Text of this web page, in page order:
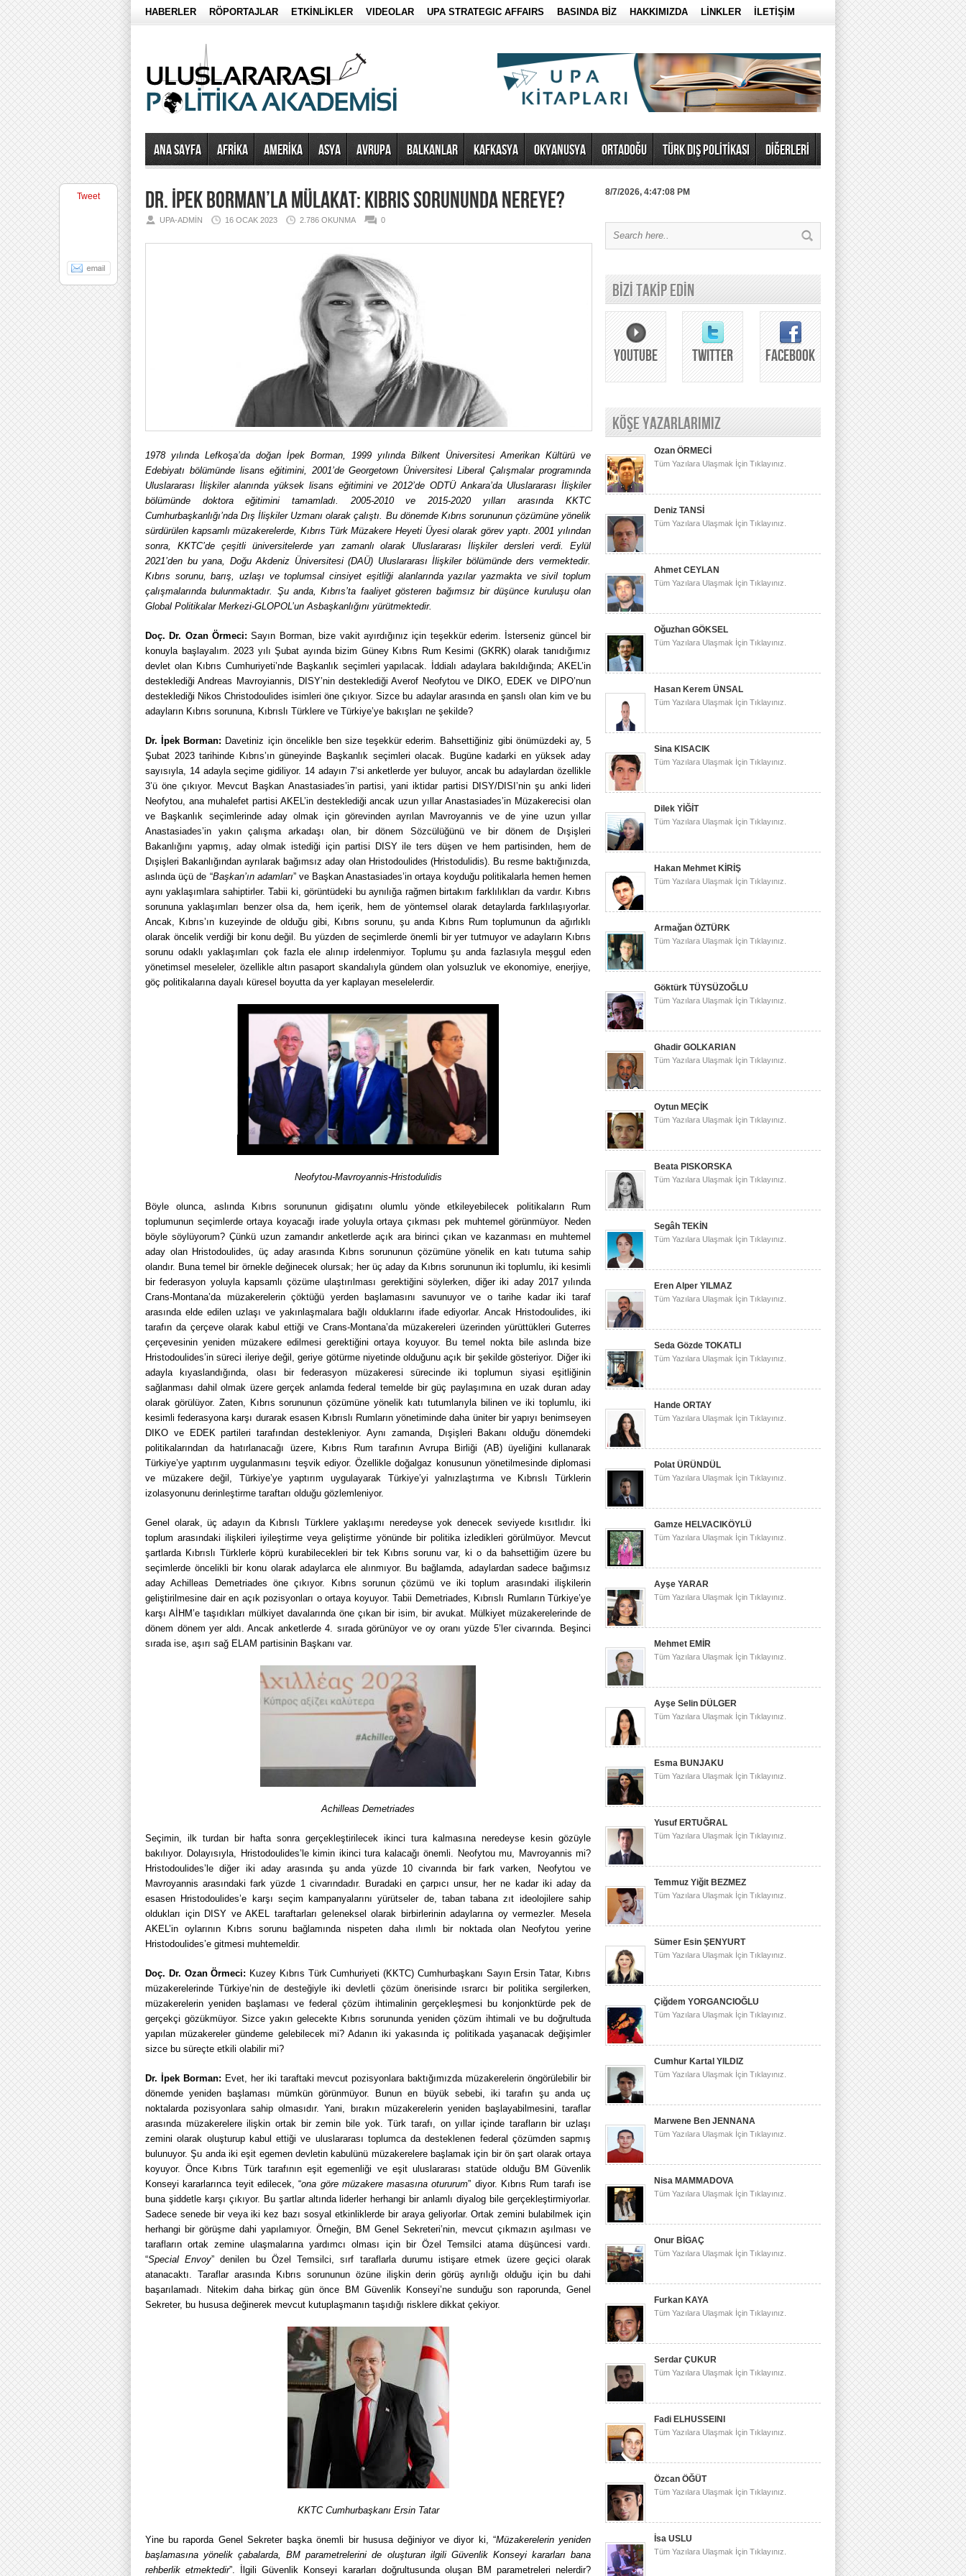
HABERLER RÖPORTAJLAR ETKİNLİKLER VIDEOLAR UPA STRATEGIC AFFAIRS BASINDA BİZ HAKKIMIZDA LİNKLER İLETİŞİM
Ana Sayfa AFRİKA AMERİKA ASYA AVRUPA BALKANLAR KAFKASYA OKYANUSYA ORTADOĞU TÜRK DIŞ POLİTİKASI DİĞERLERİ
DR. İPEK BORMAN’LA MÜLAKAT: KIBRIS SORUNUNDA NEREYE?
UPA-ADMIN 16 OCAK 2023 2.786 OKUNMA 0
1978 yılında Lefkoşa’da doğan İpek Borman, 1999 yılında Bilkent Üniversitesi Amerikan Kültürü ve
Edebiyatı bölümünde lisans eğitimini, 2001’de Georgetown Üniversitesi Liberal Çalışmalar programında
Uluslararası İlişkiler alanında yüksek lisans eğitimini ve 2012’de ODTÜ Ankara’da Uluslararası İlişkiler
bölümünde doktora eğitimini tamamladı. 2005-2010 ve 2015-2020 yılları arasında KKTC
Cumhurbaşkanlığı’nda Dış İlişkiler Uzmanı olarak çalıştı. Bu dönemde Kıbrıs sorununun çözümüne yönelik
sürdürülen kapsamlı müzakerelerde, Kıbrıs Türk Müzakere Heyeti Üyesi olarak görev yaptı. 2001 yılından
sonra, KKTC’de çeşitli üniversitelerde yarı zamanlı olarak Uluslararası İlişkiler dersleri verdi. Eylül
2021’den bu yana, Doğu Akdeniz Üniversitesi (DAÜ) Uluslararası İlişkiler bölümünde ders vermektedir.
Kıbrıs sorunu, barış, uzlaşı ve toplumsal cinsiyet eşitliği alanlarında yazılar yazmakta ve sivil toplum
çalışmalarında bulunmaktadır. Şu anda, Kıbrıs’ta faaliyet gösteren bağımsız bir düşünce kuruluşu olan
Global Politikalar Merkezi-GLOPOL’un Asbaşkanlığını yürütmektedir.
Doç. Dr. Ozan Örmeci:Sayın Borman, bize vakit ayırdığınız için teşekkür ederim. İsterseniz güncel bir
konuyla başlayalım. 2023 yılı Şubat ayında bizim Güney Kıbrıs Rum Kesimi (GKRK) olarak tanıdığımız
devlet olan Kıbrıs Cumhuriyeti’nde Başkanlık seçimleri yapılacak. İddialı adaylara bakıldığında; AKEL’in
desteklediği Andreas Mavroyiannis, DISY’nin desteklediği Averof Neofytou ve DIKO, EDEK ve DIPO’nun
desteklediği Nikos Christodoulides isimleri öne çıkıyor. Sizce bu adaylar arasında en şanslı olan kim ve bu
adayların Kıbrıs sorununa, Kıbrıslı Türklere ve Türkiye’ye bakışları ne şekilde?
Dr. İpek Borman: Davetiniz için öncelikle ben size teşekkür ederim. Bahsettiğiniz gibi önümüzdeki ay, 5
Şubat 2023 tarihinde Kıbrıs’ın güneyinde Başkanlık seçimleri olacak. Bugüne kadarki en yüksek aday
sayısıyla, 14 adayla seçime gidiliyor. 14 adayın 7’si anketlerde yer buluyor, ancak bu adaylardan özellikle
3’ü öne çıkıyor. Mevcut Başkan Anastasiades’in partisi, yani iktidar partisi DISY/DISI’nin şu anki lideri
Neofytou, ana muhalefet partisi AKEL’in desteklediği ancak uzun yıllar Anastasiades’in Müzakerecisi olan
ve Başkanlık seçimlerinde aday olmak için görevinden ayrılan Mavroyannis ve de yine uzun yıllar
Anastasiades’in yakın çalışma arkadaşı olan, bir dönem Sözcülüğünü ve bir dönem de Dışişleri
Bakanlığını yapmış, aday olmak istediği için partisi DISY ile ters düşen ve hem partisinden, hem de
Dışişleri Bakanlığından ayrılarak bağımsız aday olan Hristodoulides (Hristodulidis). Bu resme baktığınızda,
aslında üçü de “Başkan’ın adamları” ve Başkan Anastasiades’in ortaya koyduğu politikalarla hemen hemen
aynı yaklaşımlara sahiptirler. Tabii ki, görüntüdeki bu aynılığa rağmen birtakım farklılıkları da vardır. Kıbrıs
sorununa yaklaşımları benzer olsa da, hem içerik, hem de yöntemsel olarak detaylarda farklılaşıyorlar.
Ancak, Kıbrıs’ın kuzeyinde de olduğu gibi, Kıbrıs sorunu, şu anda Kıbrıs Rum toplumunun da ağırlıklı
olarak öncelik verdiği bir konu değil. Bu yüzden de seçimlerde önemli bir yer tutmuyor ve adayların Kıbrıs
sorunu odaklı yaklaşımları çok fazla ele alınıp irdelenmiyor. Toplumu şu anda fazlasıyla meşgul eden
yönetimsel meseleler, özellikle altın pasaport skandalıyla gündem olan yolsuzluk ve ekonomiye, enerjiye,
göç politikalarına dayalı küresel boyutta da yer kaplayan meselelerdir.
Neofytou-Mavroyannis-Hristodulidis
Böyle olunca, aslında Kıbrıs sorununun gidişatını olumlu yönde etkileyebilecek politikaların Rum
toplumunun seçimlerde ortaya koyacağı irade yoluyla ortaya çıkması pek muhtemel görünmüyor. Neden
böyle söylüyorum? Çünkü uzun zamandır anketlerde açık ara birinci çıkan ve kazanması en muhtemel
aday olan Hristodoulides, üç aday arasında Kıbrıs sorununun çözümüne yönelik en katı tutuma sahip
olandır. Buna temel bir örnekle değinecek olursak; her üç aday da Kıbrıs sorununun iki toplumlu, iki kesimli
bir federasyon yoluyla kapsamlı çözüme ulaştırılması gerektiğini söylerken, diğer iki aday 2017 yılında
Crans-Montana’da müzakerelerin çöktüğü yerden başlamasını savunuyor ve o tarihe kadar iki taraf
arasında elde edilen uzlaşı ve yakınlaşmalara bağlı olduklarını ifade ediyorlar. Ancak Hristodoulides, iki
tarafın da çerçeve olarak kabul ettiği ve Crans-Montana’da müzakereleri üzerinden yürüttükleri Guterres
çerçevesinin yeniden müzakere edilmesi gerektiğini ortaya koyuyor. Bu temel nokta bile aslında bize
Hristodoulides’in süreci ileriye değil, geriye götürme niyetinde olduğunu açık bir şekilde gösteriyor. Diğer iki
adayla kıyaslandığında, olası bir federasyon müzakeresi sürecinde iki toplumun siyasi eşitliğinin
sağlanması dahil olmak üzere gerçek anlamda federal temelde bir güç paylaşımına en uzak duran aday
olarak görülüyor. Zaten, Kıbrıs sorununun çözümüne yönelik katı tutumlarıyla bilinen ve iki toplumlu, iki
kesimli federasyona karşı durarak esasen Kıbrıslı Rumların yönetiminde daha üniter bir yapıyı benimseyen
DIKO ve EDEK partileri tarafından destekleniyor. Aynı zamanda, Dışişleri Bakanı olduğu dönemdeki
politikalarından da hatırlanacağı üzere, Kıbrıs Rum tarafının Avrupa Birliği (AB) üyeliğini kullanarak
Türkiye’ye yaptırım uygulanmasını teşvik ediyor. Özellikle doğalgaz konusunun yönetilmesinde diplomasi
ve müzakere değil, Türkiye’ye yaptırım uygulayarak Türkiye’yi yalnızlaştırma ve Kıbrıslı Türklerin
izolasyonunu derinleştirme taraftarı olduğu gözlemleniyor.
Genel olarak, üç adayın da Kıbrıslı Türklere yaklaşımı neredeyse yok denecek seviyede kısıtlıdır. İki
toplum arasındaki ilişkileri iyileştirme veya geliştirme yönünde bir politika izledikleri görülmüyor. Mevcut
şartlarda Kıbrıslı Türklerle köprü kurabilecekleri bir tek Kıbrıs sorunu var, ki o da bahsettiğim üzere bu
seçimlerde öncelikli bir konu olarak adaylarca ele alınmıyor. Bu bağlamda, adaylardan sadece bağımsız
aday Achilleas Demetriades öne çıkıyor. Kıbrıs sorunun çözümü ve iki toplum arasındaki ilişkilerin
geliştirilmesine dair en açık pozisyonları o ortaya koyuyor. Tabii Demetriades, Kıbrıslı Rumların Türkiye’ye
karşı AİHM’e taşıdıkları mülkiyet davalarında öne çıkan bir isim, bir avukat. Mülkiyet müzakerelerinde de
dönem dönem yer aldı. Ancak anketlerde 4. sırada görünüyor ve oy oranı yüzde 5’ler civarında. Beşinci
sırada ise, aşırı sağ ELAM partisinin Başkanı var.
Achilleas Demetriades
Seçimin, ilk turdan bir hafta sonra gerçekleştirilecek ikinci tura kalmasına neredeyse kesin gözüyle
bakılıyor. Dolayısıyla, Hristodoulides’le kimin ikinci tura kalacağı önemli. Neofytou mu, Mavroyannis mi?
Hristodoulides’le diğer iki aday arasında şu anda yüzde 10 civarında bir fark varken, Neofytou ve
Mavroyannis arasındaki fark yüzde 1 civarındadır. Buradaki en çarpıcı unsur, her ne kadar iki aday da
esasen Hristodoulides’e karşı seçim kampanyalarını yürütseler de, taban tabana zıt ideolojilere sahip
oldukları için DISY ve AKEL taraftarları geleneksel olarak birbirlerinin adaylarına oy vermezler. Mesela
AKEL’in oylarının Kıbrıs sorunu bağlamında nispeten daha ılımlı bir noktada olan Neofytou yerine
Hristodoulides’e gitmesi muhtemeldir.
Doç. Dr. Ozan Örmeci: Kuzey Kıbrıs Türk Cumhuriyeti (KKTC) Cumhurbaşkanı Sayın Ersin Tatar, Kıbrıs
müzakerelerinde Türkiye’nin de desteğiyle iki devletli çözüm önerisinde ısrarcı bir politika sergilerken,
müzakerelerin yeniden başlaması ve federal çözüm ihtimalinin gerçekleşmesi bu konjonktürde pek de
gerçekçi gözükmüyor. Sizce yakın gelecekte Kıbrıs sorununda yeniden çözüm ihtimali ve bu doğrultuda
yapılan müzakereler gündeme gelebilecek mi? Adanın iki yakasında iç politikada yaşanacak değişimler
sizce bu süreçte etkili olabilir mi?
Dr. İpek Borman: Evet, her iki taraftaki mevcut pozisyonlara baktığımızda müzakerelerin öngörülebilir bir
dönemde yeniden başlaması mümkün görünmüyor. Bunun en büyük sebebi, iki tarafın şu anda uç
noktalarda pozisyonlara sahip olmasıdır. Yani, bırakın müzakerelerin yeniden başlayabilmesini, taraflar
arasında müzakerelere ilişkin ortak bir zemin bile yok. Türk tarafı, on yıllar içinde tarafların bir uzlaşı
zemini olarak oluşturup kabul ettiği ve uluslararası toplumca da desteklenen federal çözümden sapmış
bulunuyor. Şu anda iki eşit egemen devletin kabulünü müzakerelere başlamak için bir ön şart olarak ortaya
koyuyor. Önce Kıbrıs Türk tarafının eşit egemenliği ve eşit uluslararası statüde olduğu BM Güvenlik
Konseyi kararlarınca teyit edilecek, “ona göre müzakere masasına otururum” diyor. Kıbrıs Rum tarafı ise
buna şiddetle karşı çıkıyor. Bu şartlar altında liderler herhangi bir anlamlı diyalog bile gerçekleştirmiyorlar.
Sadece senede bir veya iki kez bazı sosyal etkinliklerde bir araya geliyorlar. Ortak zemini bulabilmek için
herhangi bir görüşme dahi yapılamıyor. Örneğin, BM Genel Sekreteri’nin, mevcut çıkmazın aşılması ve
tarafların ortak zemine ulaşmalarına yardımcı olması için bir Özel Temsilci atama düşüncesi vardı.
“Special Envoy” denilen bu Özel Temsilci, sırf taraflarla durumu istişare etmek üzere geçici olarak
atanacaktı. Taraflar arasında Kıbrıs sorununun özüne ilişkin derin görüş ayrılığı olduğu için bu dahi
başarılamadı. Nitekim daha birkaç gün önce BM Güvenlik Konseyi’ne sunduğu son raporunda, Genel
Sekreter, bu hususa değinerek mevcut kutuplaşmanın taşıdığı risklere dikkat çekiyor.
KKTC Cumhurbaşkanı Ersin Tatar
Yine bu raporda Genel Sekreter başka önemli bir hususa değiniyor ve diyor ki, “Müzakerelerin yeniden
başlamasına yönelik çabalarda, BM parametrelerini de oluşturan ilgili Güvenlik Konseyi kararları bana
rehberlik etmektedir”. İlgili Güvenlik Konseyi kararları doğrultusunda oluşan BM parametreleri nelerdir?
Tweet 8/7/2026, 4:47:08 PM
BİZİ TAKİP EDİN
YOUTUBE TWITTER FACEBOOK
KÖŞE YAZARLARIMIZ
Ozan ÖRMECİ
Tüm Yazılara Ulaşmak İçin Tıklayınız.
Deniz TANSİ
Tüm Yazılara Ulaşmak İçin Tıklayınız.
Ahmet CEYLAN
Tüm Yazılara Ulaşmak İçin Tıklayınız.
Oğuzhan GÖKSEL
Tüm Yazılara Ulaşmak İçin Tıklayınız.
Hasan Kerem ÜNSAL
Tüm Yazılara Ulaşmak İçin Tıklayınız.
Sina KISACIK
Tüm Yazılara Ulaşmak İçin Tıklayınız.
Dilek YİĞİT
Tüm Yazılara Ulaşmak İçin Tıklayınız.
Hakan Mehmet KİRİŞ
Tüm Yazılara Ulaşmak İçin Tıklayınız.
Armağan ÖZTÜRK
Tüm Yazılara Ulaşmak İçin Tıklayınız.
Göktürk TÜYSÜZOĞLU
Tüm Yazılara Ulaşmak İçin Tıklayınız.
Ghadir GOLKARIAN
Tüm Yazılara Ulaşmak İçin Tıklayınız.
Oytun MEÇİK
Tüm Yazılara Ulaşmak İçin Tıklayınız.
Beata PISKORSKA
Tüm Yazılara Ulaşmak İçin Tıklayınız.
Segâh TEKİN
Tüm Yazılara Ulaşmak İçin Tıklayınız.
Eren Alper YILMAZ
Tüm Yazılara Ulaşmak İçin Tıklayınız.
Seda Gözde TOKATLI
Tüm Yazılara Ulaşmak İçin Tıklayınız.
Hande ORTAY
Tüm Yazılara Ulaşmak İçin Tıklayınız.
Polat ÜRÜNDÜL
Tüm Yazılara Ulaşmak İçin Tıklayınız.
Gamze HELVACIKÖYLÜ
Tüm Yazılara Ulaşmak İçin Tıklayınız.
Ayşe YARAR
Tüm Yazılara Ulaşmak İçin Tıklayınız.
Mehmet EMİR
Tüm Yazılara Ulaşmak İçin Tıklayınız.
Ayşe Selin DÜLGER
Tüm Yazılara Ulaşmak İçin Tıklayınız.
Esma BUNJAKU
Tüm Yazılara Ulaşmak İçin Tıklayınız.
Yusuf ERTUĞRAL
Tüm Yazılara Ulaşmak İçin Tıklayınız.
Temmuz Yiğit BEZMEZ
Tüm Yazılara Ulaşmak İçin Tıklayınız.
Sümer Esin ŞENYURT
Tüm Yazılara Ulaşmak İçin Tıklayınız.
Çiğdem YORGANCIOĞLU
Tüm Yazılara Ulaşmak İçin Tıklayınız.
Cumhur Kartal YILDIZ
Tüm Yazılara Ulaşmak İçin Tıklayınız.
Marwene Ben JENNANA
Tüm Yazılara Ulaşmak İçin Tıklayınız.
Nisa MAMMADOVA
Tüm Yazılara Ulaşmak İçin Tıklayınız.
Onur BİGAÇ
Tüm Yazılara Ulaşmak İçin Tıklayınız.
Furkan KAYA
Tüm Yazılara Ulaşmak İçin Tıklayınız.
Serdar ÇUKUR
Tüm Yazılara Ulaşmak İçin Tıklayınız.
Fadi ELHUSSEINI
Tüm Yazılara Ulaşmak İçin Tıklayınız.
Özcan ÖĞÜT
Tüm Yazılara Ulaşmak İçin Tıklayınız.
İsa USLU
Tüm Yazılara Ulaşmak İçin Tıklayınız.